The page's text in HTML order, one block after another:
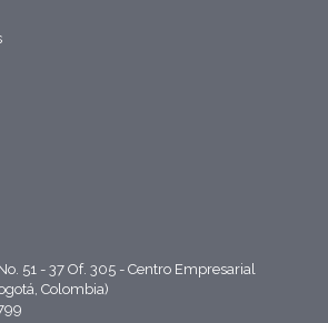
51 - 37 Of. 305 - Centro Empresarial
Colombia)